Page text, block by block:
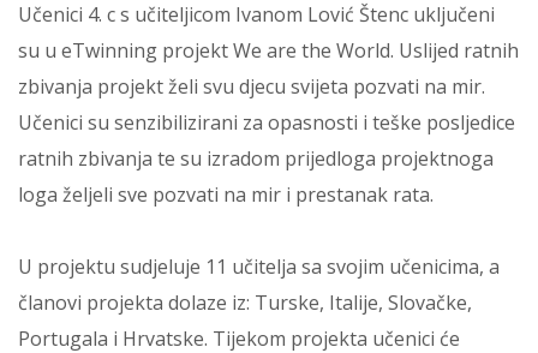
Učenici 4. c s učiteljicom Ivanom Lović Štenc uključeni
su u eTwinning projekt We are the World. Uslijed ratnih
zbivanja projekt želi svu djecu svijeta pozvati na mir.
Učenici su senzibilizirani za opasnosti i teške posljedice
ratnih zbivanja te su izradom prijedloga projektnoga
loga željeli sve pozvati na mir i prestanak rata.
U projektu sudjeluje 11 učitelja sa svojim učenicima, a
članovi projekta dolaze iz: Turske, Italije, Slovačke,
Portugala i Hrvatske. Tijekom projekta učenici će